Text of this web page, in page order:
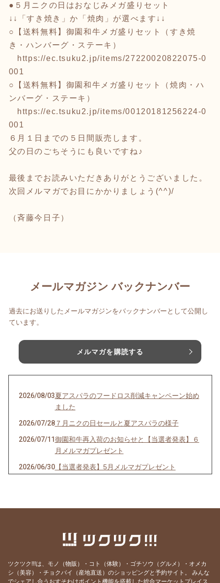
●５月ニクの日はおなじみメガ盛りセット
↓↓「すき焼き」か「焼肉」が選べます↓↓
○【送料無料】御園和牛メガ盛りセット（すき焼
き・ハンバーグ・ステーキ）
https://ec.tsuku2.jp/items/27220020822075-0
001
○【送料無料】御園和牛メガ盛りセット（焼肉・ハ
ンバーグ・ステーキ）
https://ec.tsuku2.jp/items/00120181256224-0
001
６月１日までの５日間販売します。
父の日のごちそうにも良いですね♪
最後までお読みいただきありがとうございました。
次回メルマガでお目にかかりましょう(^^)/
（斉藤今日子）
メールマガジン バックナンバー
過去にお送りしたメールマガジンをバックナンバーとして公開し
ています。
メルマガを購読する
2026/08/03夏アスパラのフードロス削減キャンペーン始め
ました
2026/07/28７月ニクの日セールと夏アスパラの様子
2026/07/11御園和牛再入荷のお知らせと【当選者発表】６
月メルマガプレゼント
2026/06/30【当選者発表】5月メルマガプレゼント
2026/06/13今年の父の日は6月21日。御園和牛ギフトおす
５月のニクの日セール、本日開始！と春アスパ
2026/05/10【当選者発表】４月メルマガプレゼントと訳あ
りアスパラ再販のお知らせ
ツクツク!!!は、モノ（物販）・コト（体験）・ゴチソウ（グルメ）・オメカ
シ（美容）・チョクバイ（産地直送）のショッピングと予約サイト。
みんな
でシェアし合うおすそわけポイント機能を搭載した総合マーケットプレイス